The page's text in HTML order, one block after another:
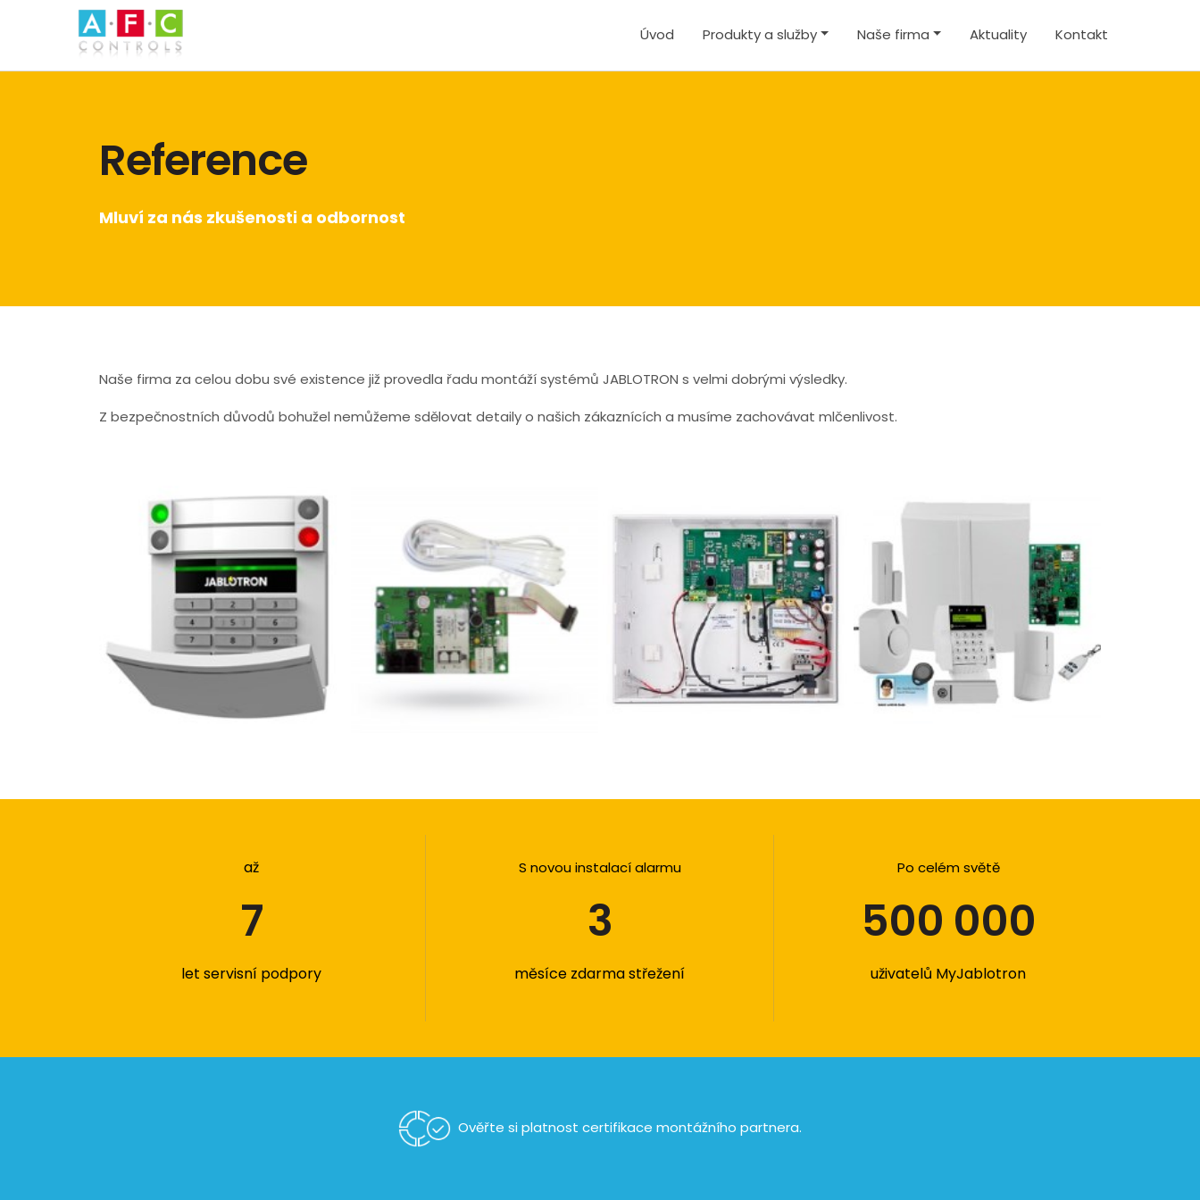
Úvod Produkty a služby Naše firma Aktuality Kontakt
Reference
Mluví za nás zkušenosti a odbornost
Naše firma za celou dobu své existence již provedla řadu montáží systémů JABLOTRON s velmi dobrými výsledky.
Z bezpečnostních důvodů bohužel nemůžeme sdělovat detaily o našich zákaznících a musíme zachovávat mlčenlivost.
až
7
let servisní podpory
S novou instalací alarmu
3
měsíce zdarma střežení
Po celém světě
500 000
uživatelů MyJablotron
Ověřte si platnost certifikace montážního partnera.